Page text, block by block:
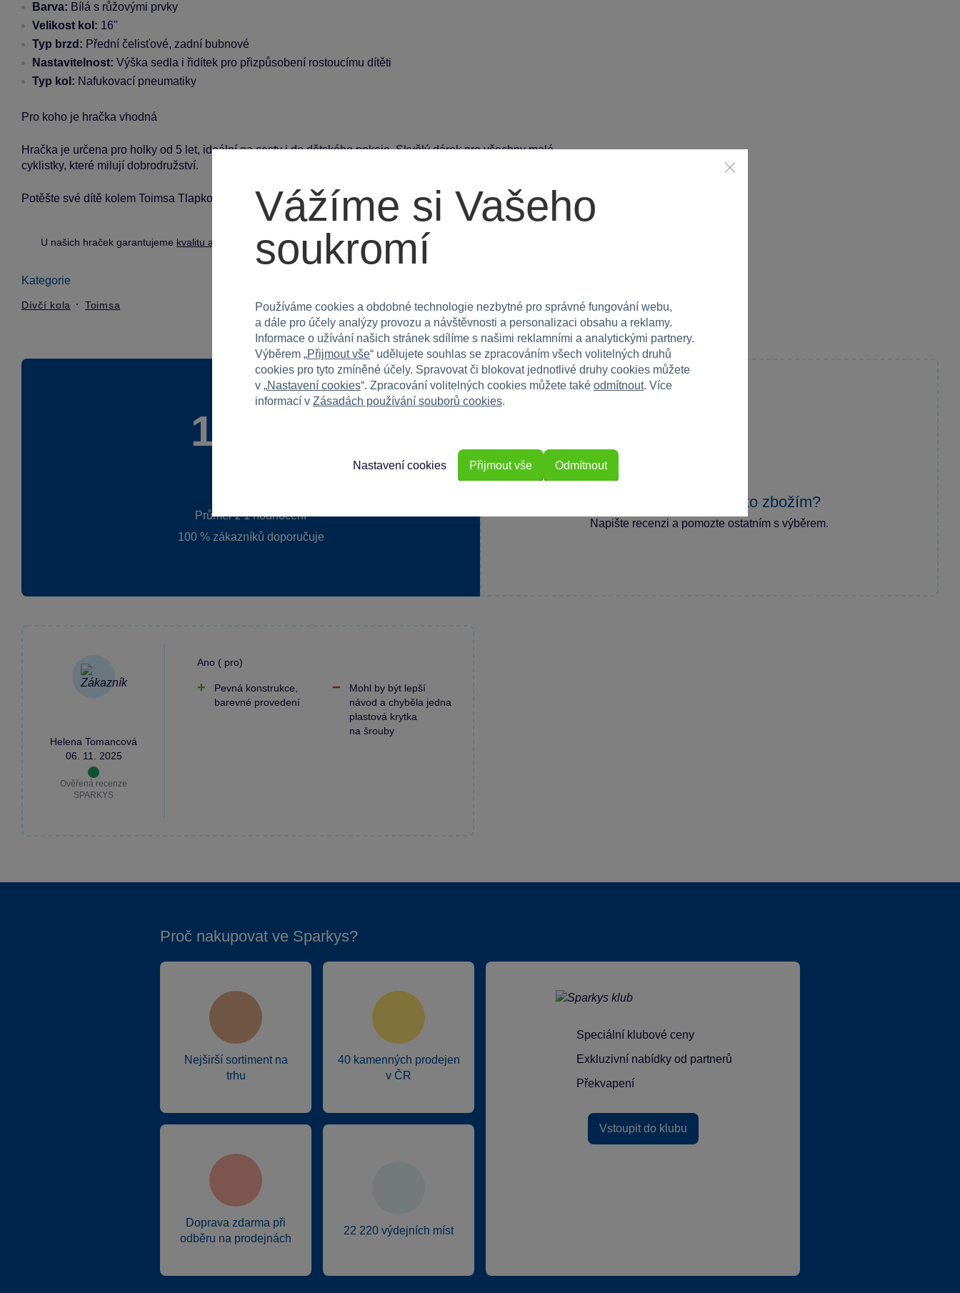
Barva: Bílá s růžovými prvky
Velikost kol: 16"
Typ brzd: Přední čelisťové, zadní bubnové
Nastavitelnost: Výška sedla i řidítek pro přizpůsobení rostoucímu dítěti
Typ kol: Nafukovací pneumatiky
Pro koho je hračka vhodná
Hračka je určena pro holky od 5 let, ideální na cesty i do dětského pokoje. Skvělý dárek pro všechny malé
cyklistky, které milují dobrodružství.
Potěšte své dítě kolem Toimsa Tlapková patrola a proměňte každou projížďku v záchrannou misi plnou zábavy!
U našich hraček garantujeme kvalitu a bezpečnost.
Kategorie
Dívčí kola Toimsa
100 %
Průměr z 1 hodnocení
100 % zákazníků doporučuje
Máte zkušenost s tímto zbožím?
Napište recenzi a pomozte ostatním s výběrem.
Helena Tomancová
06. 11. 2025
Ověřená recenze
SPARKYS
Ano ( pro)
Pevná konstrukce,
barevné provedení
Mohl by být lepší
návod a chyběla jedna
plastová krytka
na šrouby
Proč nakupovat ve Sparkys?
Nejširší sortiment na
trhu
40 kamenných prodejen
v ČR
Doprava zdarma při
odběru na prodejnách
22 220 výdejních míst
Speciální klubové ceny
Exkluzivní nabídky od partnerů
Překvapení
Vstoupit do klubu
Vážíme si Vašeho
soukromí
Používáme cookies a obdobné technologie nezbytné pro správné fungování webu,
a dále pro účely analýzy provozu a návštěvnosti a personalizaci obsahu a reklamy.
Informace o užívání našich stránek sdílíme s našimi reklamními a analytickými partnery.
Výběrem „Přijmout vše“ udělujete souhlas se zpracováním všech volitelných druhů
cookies pro tyto zmíněné účely. Spravovat či blokovat jednotlivé druhy cookies můžete
v „Nastavení cookies“. Zpracování volitelných cookies můžete také odmítnout. Více
informací v Zásadách používání souborů cookies.
Odmítnout
Nastavení cookies Přijmout vše